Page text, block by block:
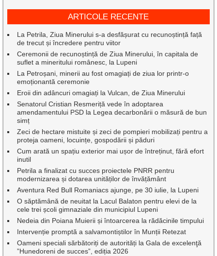
ARTICOLE RECENTE
La Petrila, Ziua Minerului s-a desfășurat cu recunoștință față
de trecut și încredere pentru viitor
Ceremonii de recunoștință de Ziua Minerului, în capitala de
suflet a mineritului românesc, la Lupeni
La Petroșani, minerii au fost omagiați de ziua lor printr-o
emoționantă ceremonie
Eroii din adâncuri omagiați la Vulcan, de Ziua Minerului
Senatorul Cristian Resmeriță vede în adoptarea
amendamentului PSD la Legea decarbonării o măsură de bun
simț
Zeci de hectare mistuite și zeci de pompieri mobilizați pentru a
proteja oameni, locuințe, gospodării și păduri
Cum arată un spațiu exterior mai ușor de întreținut, fără efort
inutil
Petrila a finalizat cu succes proiectele PNRR pentru
modernizarea și dotarea unităților de învățământ
Aventura Red Bull Romaniacs ajunge, pe 30 iulie, la Lupeni
O săptămână de neuitat la Lacul Balaton pentru elevi de la
cele trei școli gimnaziale din municipiul Lupeni
Nedeia din Poiana Muierii și întoarcerea la rădăcinile timpului
Intervenție promptă a salvamontiștilor în Munții Retezat
Oameni speciali sărbătoriți de autorități la Gala de excelenţă
”Hunedoreni de succes”, ediția 2026